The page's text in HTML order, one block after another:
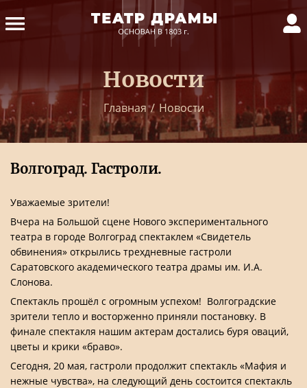
Новости
Главная / Новости
Волгоград. Гастроли.
Уважаемые зрители!
Вчера на Большой сцене Нового экспериментального
театра в городе Волгоград спектаклем «Свидетель
обвинения» открылись трехдневные гастроли
Саратовского академического театра драмы им. И.А.
Слонова.
Спектакль прошёл с огромным успехом! Волгоградские
зрители тепло и восторженно приняли постановку. В
финале спектакля нашим актерам достались буря оваций,
цветы и крики «браво».
Сегодня, 20 мая, гастроли продолжит спектакль «Мафия и
нежные чувства», на следующий день состоится спектакль